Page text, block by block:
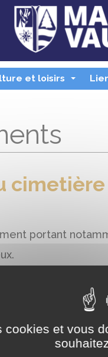
portant
et loisirs
cookies et vous